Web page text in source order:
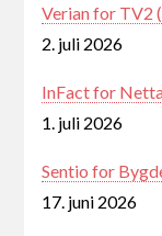
Verian for TV2
2. juli 2026
InFact for
1. juli 2026
Sentio for
17. juni 2026